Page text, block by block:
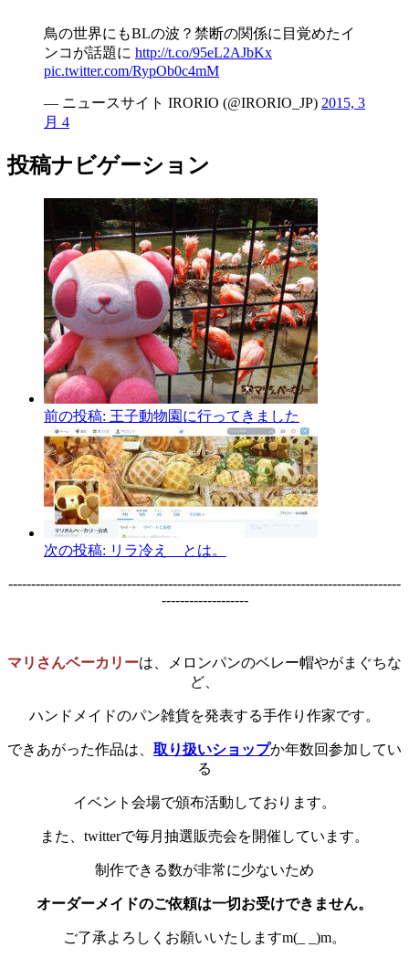
鳥の世界にもBLの波？禁断の関係に目覚めたイ
ンコが話題に http://t.co/95eL2AJbKx
pic.twitter.com/RypOb0c4mM
— ニュースサイト IRORIO (@IRORIO_JP) 2015, 3
月 4
投稿ナビゲーション
前の投稿: 王子動物園に行ってきました
次の投稿: リラ冷え とは。
--------------------------------------------------------------------------------------
-------------------
マリさんベーカリーは、メロンパンのベレー帽やがまぐちな
ど、
ハンドメイドのパン雑貨を発表する手作り作家です。
できあがった作品は、 取り扱いショップか年数回参加してい
る
イベント会場で頒布活動しております。
また、twitterで毎月抽選販売会を開催しています。
制作できる数が非常に少ないため
オーダーメイドのご依頼は一切お受けできません。
ご了承よろしくお願いいたしますm(_ _)m。